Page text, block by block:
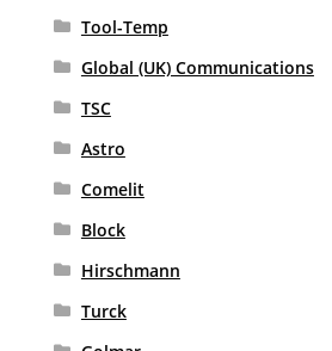
Tool-Temp
Global (UK) Communications
TSC
Astro
Comelit
Block
Hirschmann
Turck